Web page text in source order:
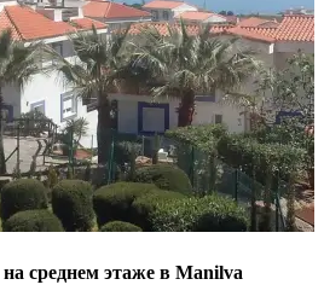
среднем этаже в Manilva